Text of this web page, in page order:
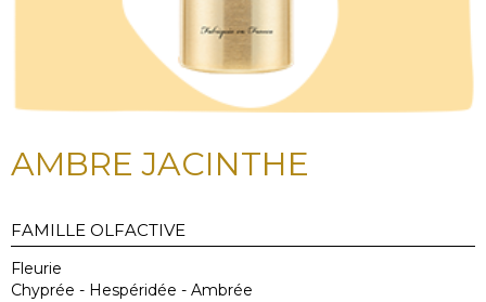
AMBRE JACINTHE
FAMILLE OLFACTIVE
Fleurie
Chyprée - Hespéridée - Ambrée